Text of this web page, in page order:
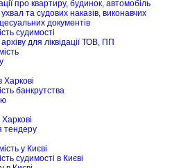
про квартиру, будинок, автомобіль
та судових наказів, виконавчих
документів
судимості
для ліквідації ТОВ, ПП
Харкові
банкрутства
тендеру
у Києві
судимості в Києві